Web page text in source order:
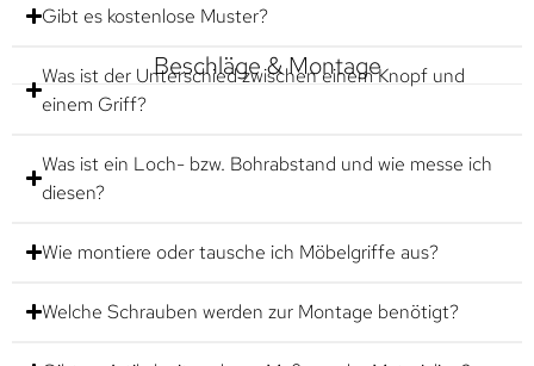
Gibt es kostenlose Muster?
Beschläge & Montage
Was ist der Unterschied zwischen einem Knopf und
einem Griff?
Was ist ein Loch- bzw. Bohrabstand und wie messe ich
diesen?
Wie montiere oder tausche ich Möbelgriffe aus?
Welche Schrauben werden zur Montage benötigt?